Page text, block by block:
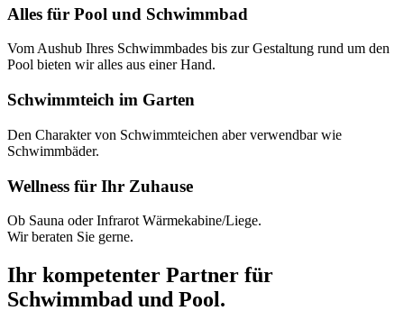
Alles für Pool und Schwimmbad
Vom Aushub Ihres Schwimmbades bis zur Gestaltung rund um den
Pool bieten wir alles aus einer Hand.
Schwimmteich im Garten
Den Charakter von Schwimmteichen aber verwendbar wie
Schwimmbäder.
Wellness für Ihr Zuhause
Ob Sauna oder Infrarot Wärmekabine/Liege.
Wir beraten Sie gerne.
Ihr kompetenter Partner für
Schwimmbad und Pool.